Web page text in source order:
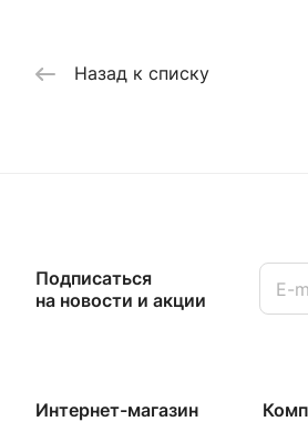
Назад к списку
Подписаться
на новости и акции
Интернет-магазин